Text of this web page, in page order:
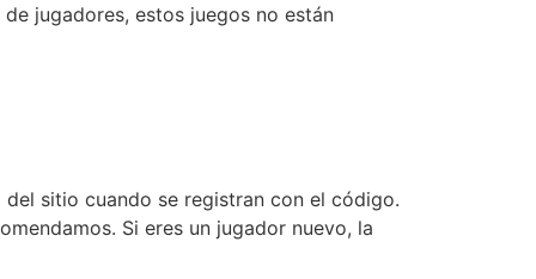
jugadores, estos juegos no están
sitio cuando se registran con el código.
Si eres un jugador nuevo, la